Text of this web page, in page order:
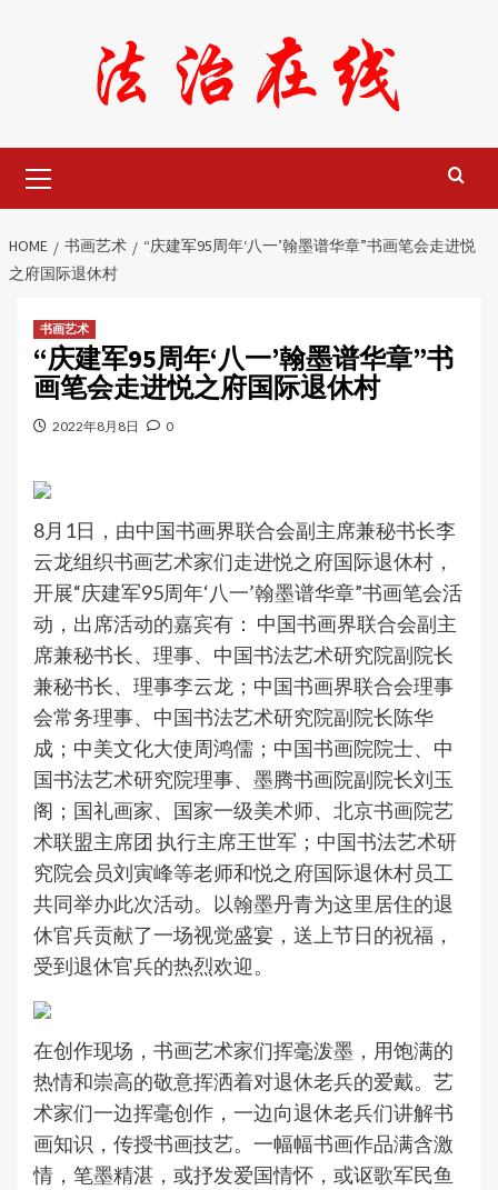
Menu
HOME 书画艺术
“庆建军95周年‘八一’翰墨谱华章”书画笔会走进悦
之府国际退休村
书画艺术
“庆建军95周年‘八一’翰墨谱华章”书
画笔会走进悦之府国际退休村
2022年8月8日 0
8月1日，由中国书画界联合会副主席兼秘书长李
云龙组织书画艺术家们走进悦之府国际退休村，
开展“庆建军95周年‘八一’翰墨谱华章”书画笔会活
动，出席活动的嘉宾有： 中国书画界联合会副主
席兼秘书长、理事、中国书法艺术研究院副院长
兼秘书长、理事李云龙；中国书画界联合会理事
会常务理事、中国书法艺术研究院副院长陈华
成；中美文化大使周鸿儒；中国书画院院士、中
国书法艺术研究院理事、墨腾书画院副院长刘玉
阁；国礼画家、国家一级美术师、北京书画院艺
术联盟主席团 执行主席王世军；中国书法艺术研
究院会员刘寅峰等老师和悦之府国际退休村员工
共同举办此次活动。以翰墨丹青为这里居住的退
休官兵贡献了一场视觉盛宴，送上节日的祝福，
受到退休官兵的热烈欢迎。
在创作现场，书画艺术家们挥毫泼墨，用饱满的
热情和崇高的敬意挥洒着对退休老兵的爱戴。艺
术家们一边挥毫创作，一边向退休老兵们讲解书
画知识，传授书画技艺。一幅幅书画作品满含激
情，笔墨精湛，或抒发爱国情怀，或讴歌军民鱼